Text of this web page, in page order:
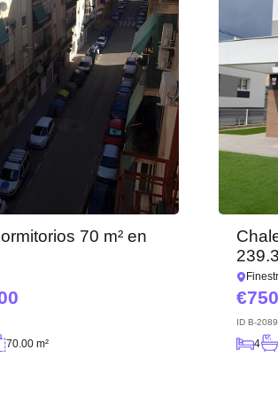
70 m² en
70.00 m²
ID B-2089
4
solicitud y le
responderemos en
breve.
La suscripción a las
con éxito
UKRAINE
+380
+380
DEVUÉLVAME LA